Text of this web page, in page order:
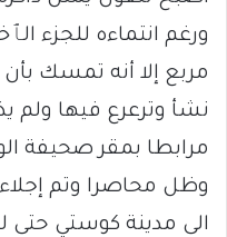
ورغم انتماءه للجزء
مربع إلا أنه تمسك
نشأ وترعرع فيها ولم
وظل محاصرا وتم
الى مدينة كوستي حتى